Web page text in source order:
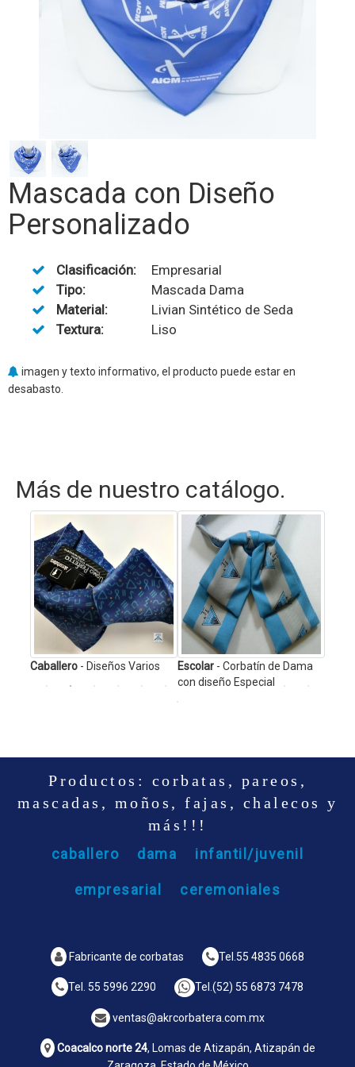
Mascada con Diseño
Personalizado
Clasificación:
Empresarial
Tipo:
Mascada Dama
Material:
Livian Sintético de Seda
Textura:
Liso
imagen y texto informativo, el producto puede estar en
desabasto.
Más de nuestro catálogo.
Caballero - Diseños Varios Escolar - Corbatín de Dama
con diseño Especial
Productos: corbatas, pareos,
mascadas, moños, fajas, chalecos y
más!!!
caballero dama infantil/juvenil
empresarial ceremoniales
Fabricante de corbatas Tel. 55 4835 0668
Tel. 55 5996 2290 Tel. (52) 55 6873 7478
ventas@akrcorbatera.com.mx
Coacalco norte 24, Lomas de Atizapán, Atizapán de